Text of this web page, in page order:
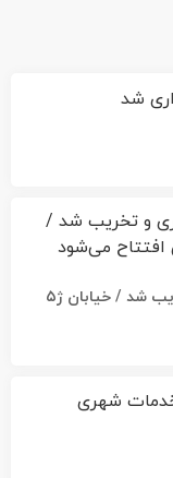
۳ باب مغازه محدوده پستک خریداری و تخریب شد / خیابان ژ۵